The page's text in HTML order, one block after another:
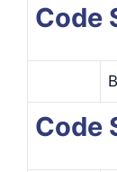
Code
Code